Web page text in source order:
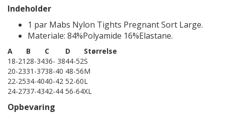
Indeholder
1 par Mabs Nylon Tights Pregnant Sort Large.
Materiale: 84%Polyamide 16%Elastane.
A B C D
Størrelse
18-21 28-3436- 3844-52S
20-2331-3738-40 48-56M
22-2534-4040-42 52-60L
24-2737-4342-44 56-64XL
Opbevaring